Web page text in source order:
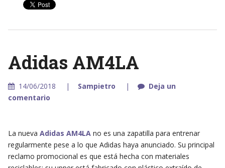
Adidas AM4LA
14/06/2018 Sampietro
Deja un
comentario
La nueva Adidas AM4LAno es una zapatilla para entrenar
regularmente pese a lo que Adidas haya anunciado. Su principal
reclamo promocional es que está hecha con materiales